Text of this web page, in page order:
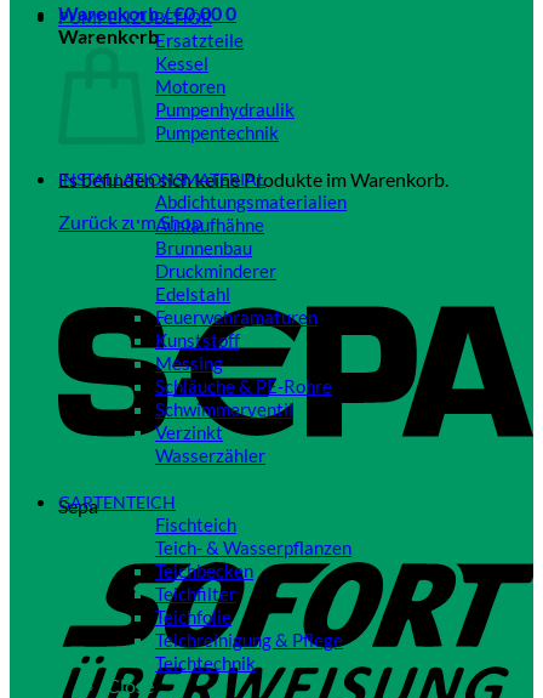
Warenkorb /€0,000
Warenkorb
Es befinden sich keine Produkte im Warenkorb.
Zurück zum Shop
Sepa
PUMPENZUBEHÖR
Ersatzteile
Kessel
Motoren
Pumpenhydraulik
Pumpentechnik
INSTALLATIONSMATERIAL
Abdichtungsmaterialien
Auslaufhähne
Brunnenbau
Druckminderer
Edelstahl
Feuerwehramaturen
Kunststoff
Messing
Schläuche & PE-Rohre
Schwimmerventil
Verzinkt
Wasserzähler
GARTENTEICH
Fischteich
Teich- & Wasserpflanzen
Teichbecken
Teichfilter
Teichfolie
Teichreinigung & Pflege
Teichtechnik
Close